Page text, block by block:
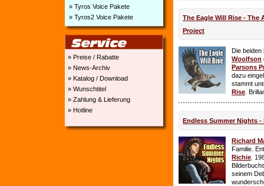
» Tyros Voice Pakete
» Tyros2 Voice Pakete
» Preise / Rabatte
» News-Archiv
» Katalog / Download
» Wunschtitel
» Zahlung & Lieferung
» Hotline
The Eagle Will Rise - The
Project
Die beiden
Woolfson
Parsons
dazu
stammt
Rise .
Endless Summer Nights -
Richard
Familie.
Richie .
seinem